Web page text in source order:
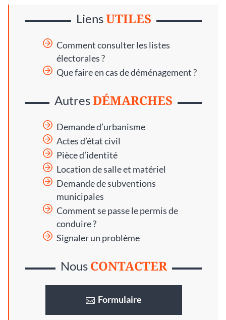
LiensUTILES
Comment consulter les listes
électorales ?
Que faire en cas de déménagement ?
AutresDÉMARCHES
Demande d’urbanisme
Actes d’état civil
Pièce d’identité
Location de salle et matériel
Demande de subventions
municipales
Comment se passe le permis de
conduire ?
Signaler un problème
Nous CONTACTER
Formulaire